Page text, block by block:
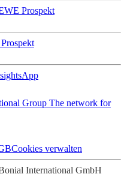
Prospekt
App
Group The network for
Cookies verwalten
International GmbH